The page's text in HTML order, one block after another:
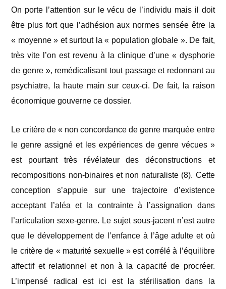
On porte l’attention sur le vécu de l’individu mais il doit
être plus fort que l’adhésion aux normes sensée être la
« moyenne » et surtout la « population globale ». De fait,
très vite l’on est revenu à la clinique d’une « dysphorie
de genre », remédicalisant tout passage et redonnant au
psychiatre, la haute main sur ceux-ci. De fait, la raison
économique gouverne ce dossier.
Le critère de « non concordance de genre marquée entre
le genre assigné et les expériences de genre vécues »
est pourtant très révélateur des déconstructions et
recompositions non-binaires et non naturaliste (8). Cette
conception s’appuie sur une trajectoire d’existence
acceptant l’aléa et la contrainte à l’assignation dans
l’articulation sexe-genre. Le sujet sous-jacent n’est autre
que le développement de l’enfance à l’âge adulte et où
le critère de « maturité sexuelle » est corrélé à l’équilibre
affectif et relationnel et non à la capacité de procréer.
L’impensé radical est ici est la stérilisation dans la